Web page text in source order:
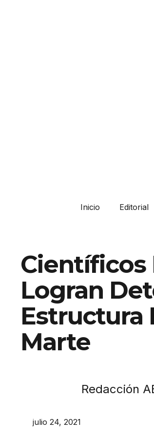
Inicio Editorial
Científicos
Logran
Estructura
Marte
Redacción
julio 24, 2021